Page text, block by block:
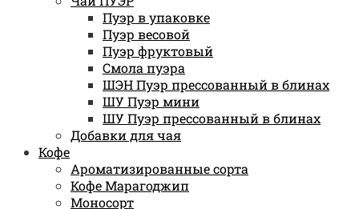
Пуэр в упаковке
Пуэр весовой
Пуэр фруктовый
Смола пуэра
ШЭН Пуэр прессованный в блинах
ШУ Пуэр мини
ШУ Пуэр прессованный в блинах
Добавки для чая
Кофе
Ароматизированные сорта
Кофе Марагоджип
Моносорт